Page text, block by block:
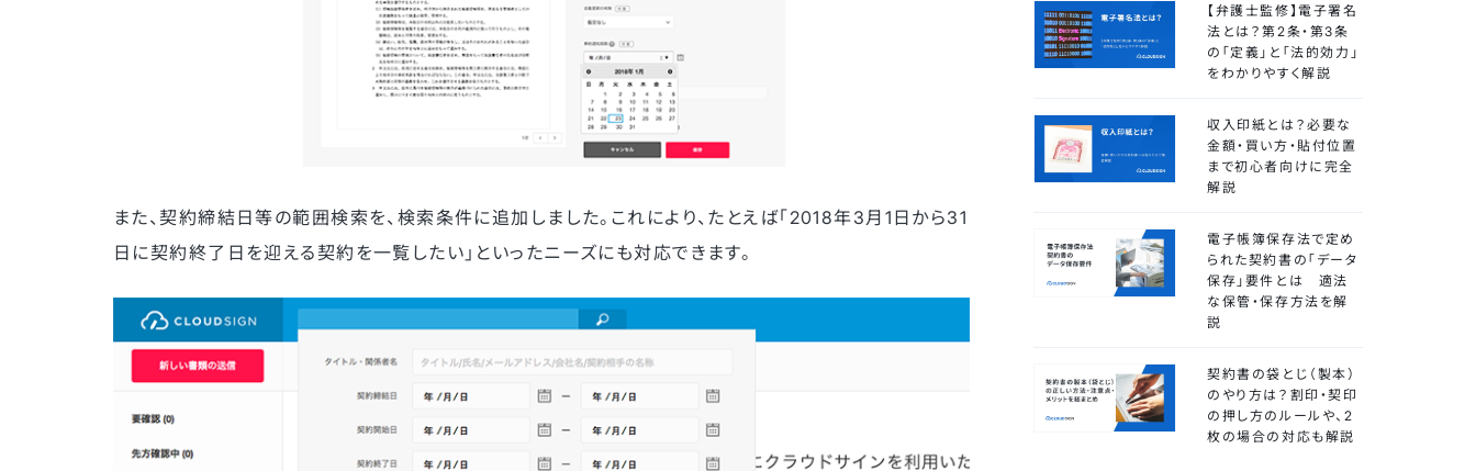
また、契約締結日等の範囲検索を、検索条件に追加しました。これにより、たとえば「2018年3月1日から31
日に契約終了日を迎える契約を一覧したい」といったニーズにも対応できます。
【弁護士監修】電子署名
法とは？第2条・第3条
の「定義」と「法的効力」
をわかりやすく解説
収入印紙とは？必要な
金額・買い方・貼付位置
まで初心者向けに完全
解説
電子帳簿保存法で定め
られた契約書の「データ
保存」要件とは 適法
な保管・保存方法を解
説
契約書の袋とじ（製本）
のやり方は？割印・契印
の押し方のルールや、2
枚の場合の対応も解説